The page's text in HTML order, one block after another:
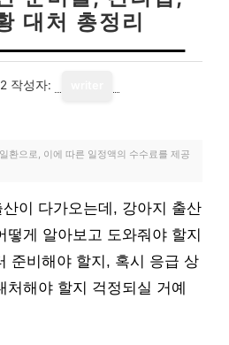
대처 총정리
작성자:
환으로, 이에 따른 일정액의 수수료를 제공
이 다가오는데, 강아지 출산
떻게 알아보고 도와줘야 할지
준비해야 할지, 혹시 응급 상
처해야 할지 걱정되실 거예